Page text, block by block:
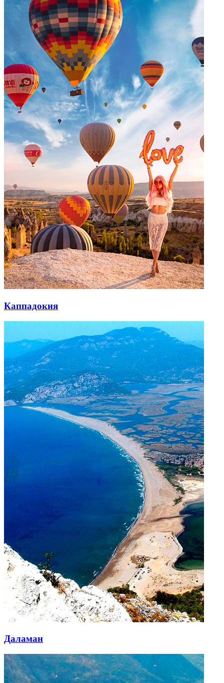
Каппадокия
Даламан